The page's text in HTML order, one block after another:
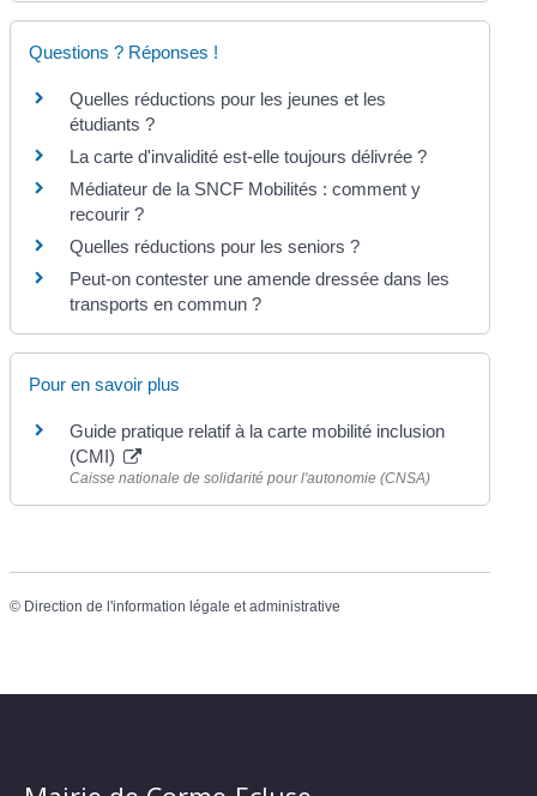
Questions ? Réponses !
Quelles réductions pour les jeunes et les
étudiants ?
La carte d'invalidité est-elle toujours délivrée ?
Médiateur de la SNCF Mobilités : comment y
recourir ?
Quelles réductions pour les seniors ?
Peut-on contester une amende dressée dans les
transports en commun ?
Pour en savoir plus
Guide pratique relatif à la carte mobilité inclusion
(CMI)
Caisse nationale de solidarité pour l'autonomie (CNSA)
© Direction de l'information légale et administrative